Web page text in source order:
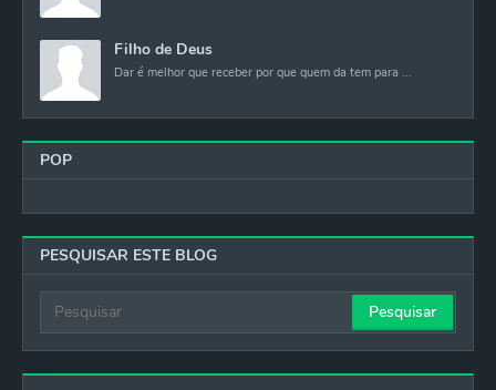
Filho de Deus
Dar é melhor que receber por que quem da tem para ...
POP
PESQUISAR ESTE BLOG